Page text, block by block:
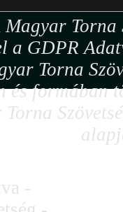
Magyar Torna
a GDPR
Torna
és formában
-